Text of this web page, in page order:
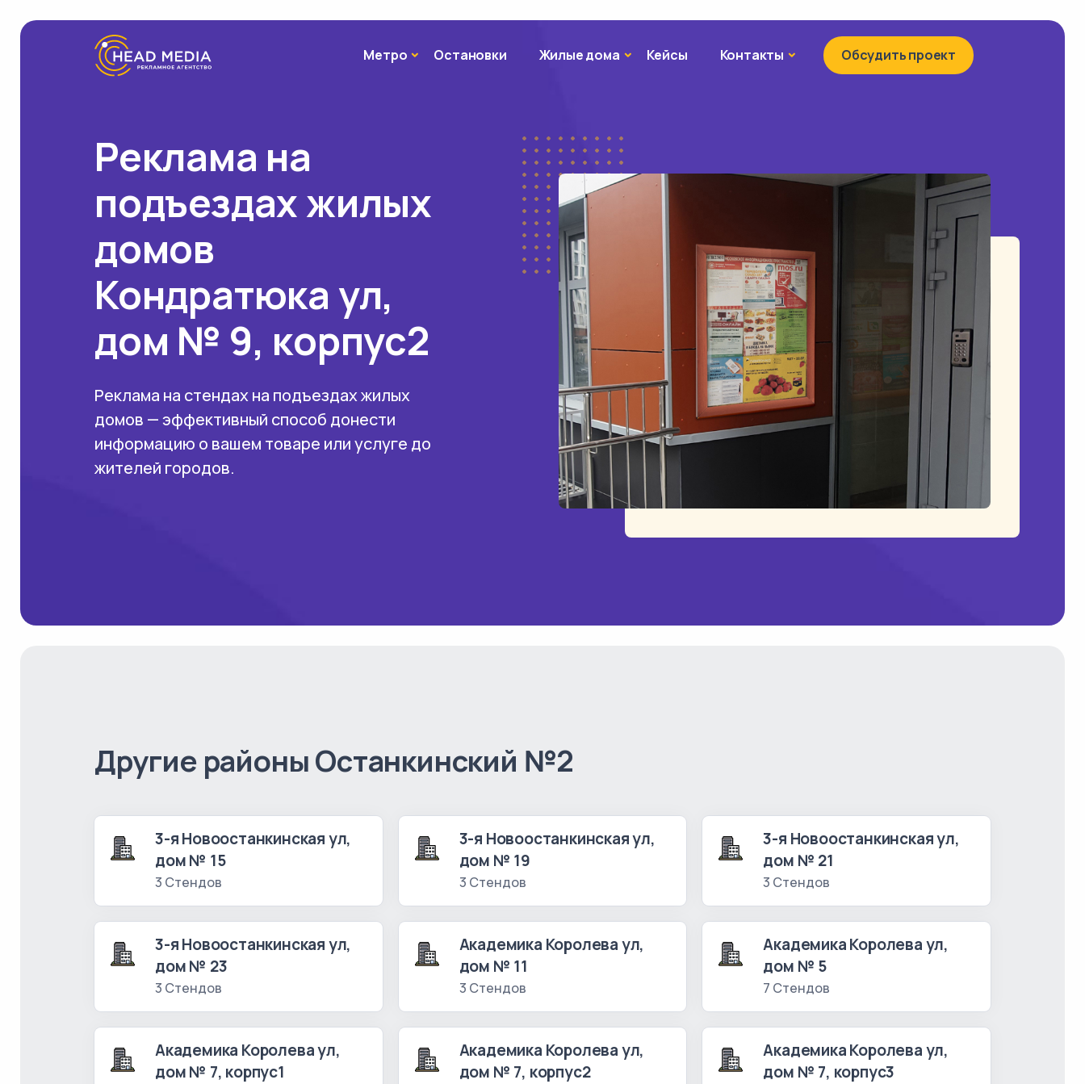
МетроМетроОстановки Жилые домаЖилые дома
Кейсы Контакты КонтактыОбсудить проект
Реклама на
подъездах жилых
домов
Кондратюка ул,
дом № 9, корпус2
Реклама на стендах на подъездах жилых
домов — эффективный способ донести
информацию о вашем товаре или услуге до
жителей городов.
Другие районы Останкинский №2
3-я Новоостанкинская ул,
дом № 15
3 Стендов
3-я Новоостанкинская ул,
дом № 19
3 Стендов
3-я Новоостанкинская ул,
дом № 21
3 Стендов
3-я Новоостанкинская ул,
дом № 23
3 Стендов
Академика Королева ул,
дом № 11
3 Стендов
Академика Королева ул,
дом № 5
7 Стендов
Академика Королева ул,
дом № 7, корпус1
Академика Королева ул,
дом № 7, корпус2
Академика Королева ул,
дом № 7, корпус3